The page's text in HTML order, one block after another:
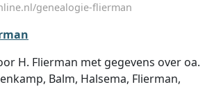
genealogie-flierman
H. Flierman met gegevens over oa.
Balm, Halsema, Flierman,